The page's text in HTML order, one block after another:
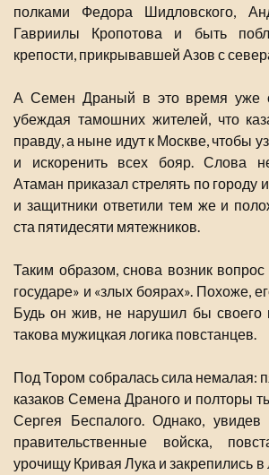
полками Федора Шидловского,
Гавриилы Кропотова и быть
крепости, прикрывавшей Азов с
А Семен Драный в это время уже
убеждая тамошних жителей, что
правду, а ныне идут к Москве, чтобы
и искоренить всех бояр. Слова
Атаман приказал стрелять по городу
и защитники ответили тем же и
ста пятидесяти мятежников.
Таким образом, снова возник вопрос
государе» и «злых боярах». Похоже,
Будь он жив, не нарушил бы своего
такова мужицкая логика повстанцев.
Под Тором собралась сила немалая:
казаков Семена Драного и полторы
Сергея Беспалого. Однако,
правительственные войска,
урочищу Кривая Лука и закрепились в